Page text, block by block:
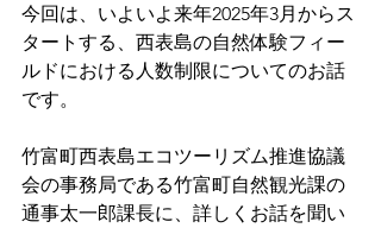
今回は、いよいよ来年2025年3月からス
タートする、西表島の自然体験フィー
ルドにおける人数制限についてのお話
です。
竹富町西表島エコツーリズム推進協議
会の事務局である竹富町自然観光課の
通事太一郎課長に、詳しくお話を聞い